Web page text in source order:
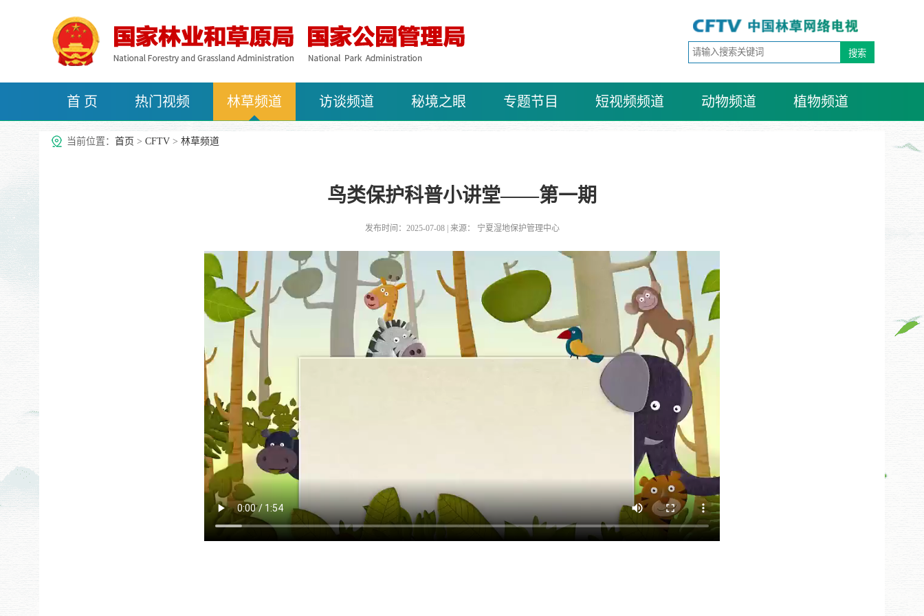
首 页 热门视频 林草频道 访谈频道 秘境之眼 专题节目 短视频频道 动物频道 植物频道
治沙频道
当前位置： 首页 > CFTV > 林草频道
鸟类保护科普小讲堂——第一期
发布时间：2025-07-08 | 来源： 宁夏湿地保护管理中心